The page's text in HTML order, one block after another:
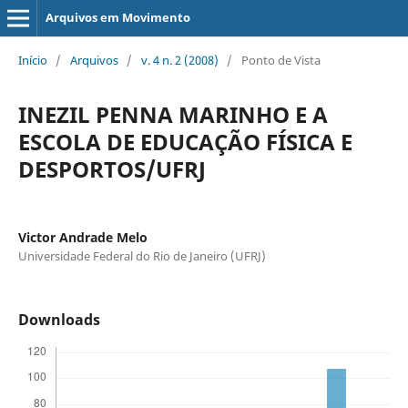
Arquivos em Movimento
Início / Arquivos / v. 4 n. 2 (2008) / Ponto de Vista
INEZIL PENNA MARINHO E A
ESCOLA DE EDUCAÇÃO FÍSICA E
DESPORTOS/UFRJ
Victor Andrade Melo
Universidade Federal do Rio de Janeiro (UFRJ)
Downloads